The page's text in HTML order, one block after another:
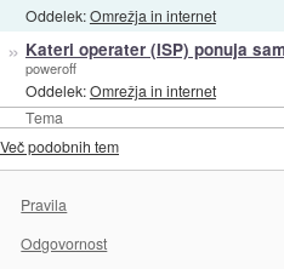
Tema
Oddelek:Omrežja in internet
» Kateri operater (ISP) ponuja
poweroff
Oddelek:Omrežja in internet
Več podobnih tem
Pravila
Odgovornost